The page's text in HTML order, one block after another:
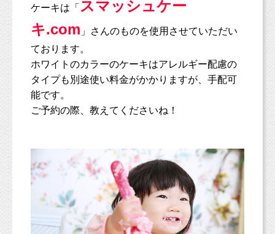
ケーキは「 スマッシュケー
キ.com 」さんのものを使用させていただい
ております。
ホワイトのカラーのケーキはアレルギー配慮の
タイプも別途使い料金がかかりますが、手配可
能です。
ご予約の際、教えてくださいね！